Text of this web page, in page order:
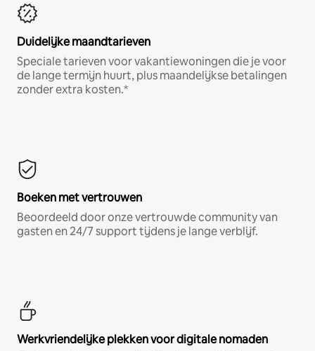
Duidelijke maandtarieven
Speciale tarieven voor vakantiewoningen die je voor
de lange termijn huurt, plus maandelijkse betalingen
zonder extra kosten.*
Boeken met vertrouwen
Beoordeeld door onze vertrouwde community van
gasten en 24/7 support tijdens je lange verblijf.
Werkvriendelijke plekken voor digitale nomaden